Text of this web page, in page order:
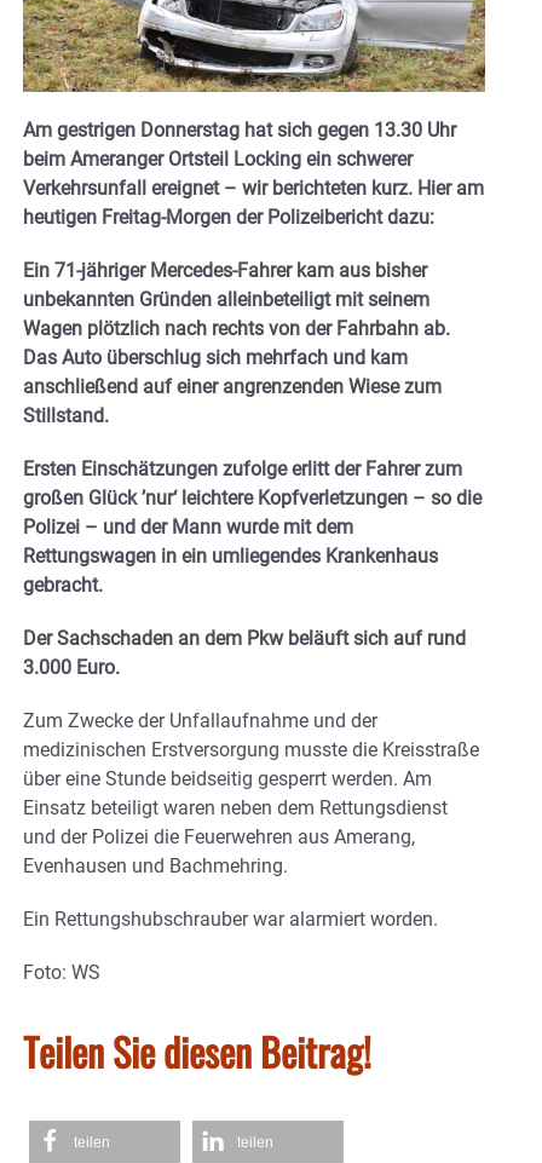
Am gestrigen Donnerstag hat sich gegen 13.30 Uhr
beim Ameranger Ortsteil Locking ein schwerer
Verkehrsunfall ereignet – wir berichteten kurz. Hier am
heutigen Freitag-Morgen der Polizeibericht dazu:
Ein 71-jähriger Mercedes-Fahrer kam aus bisher
unbekannten Gründen alleinbeteiligt mit seinem
Wagen plötzlich nach rechts von der Fahrbahn ab.
Das Auto überschlug sich mehrfach und kam
anschließend auf einer angrenzenden Wiese zum
Stillstand.
Ersten Einschätzungen zufolge erlitt der Fahrer zum
großen Glück ’nur‘ leichtere Kopfverletzungen – so die
Polizei – und der Mann wurde mit dem
Rettungswagen in ein umliegendes Krankenhaus
gebracht.
Der Sachschaden an dem Pkw beläuft sich auf rund
3.000 Euro.
Zum Zwecke der Unfallaufnahme und der
medizinischen Erstversorgung musste die Kreisstraße
über eine Stunde beidseitig gesperrt werden. Am
Einsatz beteiligt waren neben dem Rettungsdienst
und der Polizei die Feuerwehren aus Amerang,
Evenhausen und Bachmehring.
Ein Rettungshubschrauber war alarmiert worden.
Foto: WS
Teilen Sie diesen Beitrag!
teilen teilen